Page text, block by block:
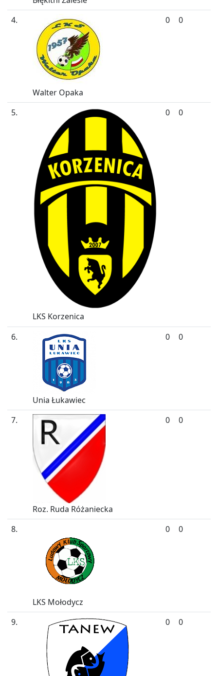
4.
Walter Opaka
0 0
5.
LKS Korzenica
0 0
6.
Unia Łukawiec
0 0
7.
Roz. Ruda Różaniecka
0 0
8.
LKS Mołodycz
0 0
9. 0 0